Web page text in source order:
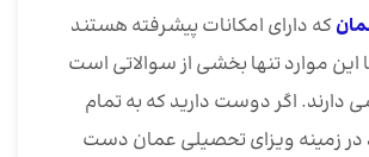
که دارای امکانات پیشرفته هستند
موارد تنها بخشی از سوالاتی است
دارند. اگر دوست دارید که به تمام
زمینه ویزای تحصیلی عمان دست